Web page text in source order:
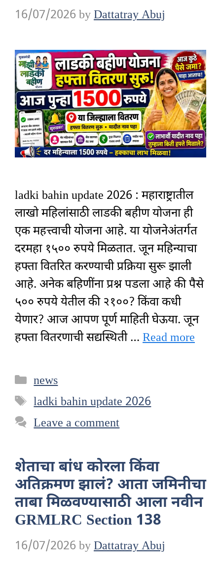
16/07/2026 byDattatray Abuj
ladki bahin update 2026 : महाराष्ट्रातील
लाखो महिलांसाठी लाडकी बहीण योजना ही
एक महत्त्वाची योजना आहे. या योजनेअंतर्गत
दरमहा १५०० रुपये मिळतात. जून महिन्याचा
हफ्ता वितरित करण्याची प्रक्रिया सुरू झाली
आहे. अनेक बहिणींना प्रश्न पडला आहे की पैसे
५०० रुपये येतील की २१००? किंवा कधी
येणार? आज आपण पूर्ण माहिती घेऊया. जून
हफ्ता वितरणाची सद्यस्थिती … Read more
Categories
news
Tags
ladki bahin update 2026
Leave a comment
शेताचा बांध कोरला किंवा
अतिक्रमण झालं? आता जमिनीचा
ताबा मिळवण्यासाठी आला नवीन
GRMLRC Section 138
16/07/2026 byDattatray Abuj